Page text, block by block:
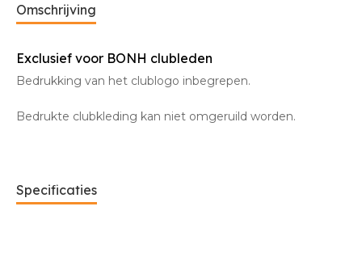
Omschrijving
Exclusief voor BONH clubleden
Bedrukking van het clublogo inbegrepen.
Bedrukte clubkleding kan niet omgeruild worden.
Specificaties